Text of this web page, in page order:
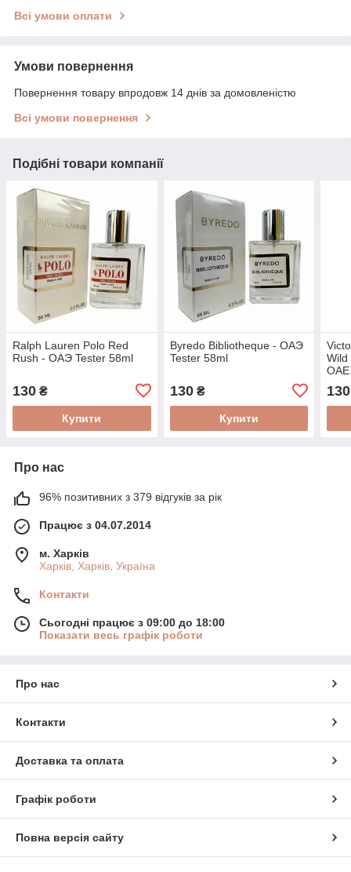
Всі умови оплати
Умови повернення
Повернення товару впродовж 14 днів за домовленістю
Всі умови повернення
Подібні товари компанії
Ralph Lauren Polo Red
Rush - ОАЭ Tester 58ml
130 ₴
Купити
Byredo Bibliotheque - ОАЭ
Tester 58ml
130₴
Купити
ОАЕ
130
Про нас
96% позитивних з 379 відгуків за рік
Працює з 04.07.2014
м. Харків
Харків, Харків, Україна
Контакти
Сьогодні працює з 09:00 до 18:00
Показати весь графік роботи
Про нас
Контакти
Доставка та оплата
Графік роботи
Повна версія сайту